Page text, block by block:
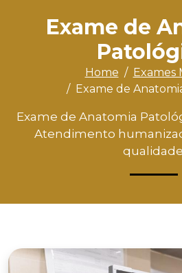
Exame de
Home
Exames
Exame de
Exame de Anatomia
Atendimento